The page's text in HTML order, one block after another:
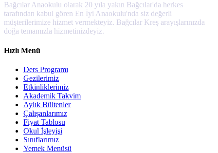
Bağcılar Anaokulu olarak 20 yıla yakın Bağcılar'da herkes
tarafından kabul gören En İyi Anaokulu'nda siz değerli
müşterilerimize hizmet vermekteyiz. Bağcılar Kreş arayışlarınızda
doğa temamızla hizmetinizdeyiz.
Hızlı Menü
Ders Programı
Gezilerimiz
Etkinliklerimiz
Akademik Takvim
Aylık Bültenler
Çalışanlarımız
Fiyat Tablosu
Okul İşleyişi
Sınıflarımız
Yemek Menüsü